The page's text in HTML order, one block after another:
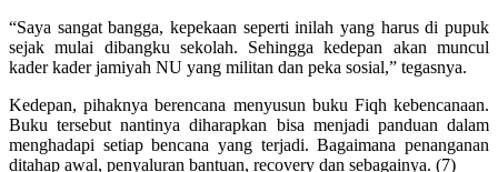
“Saya sangat bangga, kepekaan seperti inilah yang harus di pupuk
sejak mulai dibangku sekolah. Sehingga kedepan akan muncul
kader kader jamiyah NU yang militan dan peka sosial,” tegasnya.
Kedepan, pihaknya berencana menyusun buku Fiqh kebencanaan.
Buku tersebut nantinya diharapkan bisa menjadi panduan dalam
menghadapi setiap bencana yang terjadi. Bagaimana penanganan
ditahap awal, penyaluran bantuan, recovery dan sebagainya. (7)